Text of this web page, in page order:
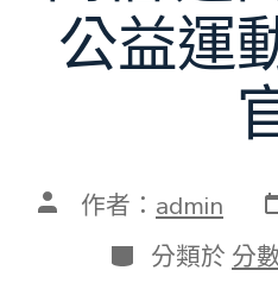
公益運
文 作者： admin
分
類
分類於 分